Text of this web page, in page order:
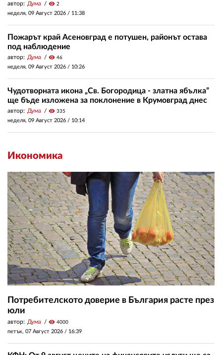
автор: Дума visibility 2
неделя, 09 Август 2026 / 11:38
Пожарът край Асеновград е потушен, районът остава
под наблюдение
автор: Дума visibility 46
неделя, 09 Август 2026 / 10:26
Чудотворната икона „Св. Богородица - златна ябълка”
ще бъде изложена за поклонение в Крумовград днес
автор: Дума visibility 335
неделя, 09 Август 2026 / 10:14
Икономика
Потребителското доверие в България расте през
юли
автор: Дума visibility 4000
петък, 07 Август 2026 / 16:39